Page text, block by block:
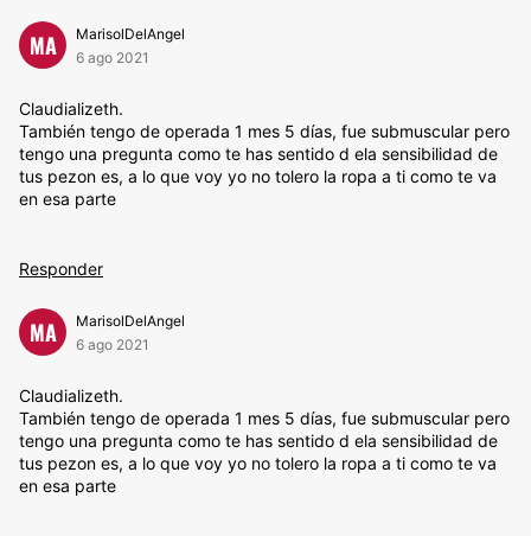
MA
MarisolDelAngel
6 ago 2021
Claudializeth.
También tengo de operada 1 mes 5 días, fue submuscular pero
tengo una pregunta como te has sentido d ela sensibilidad de
tus pezon es, a lo que voy yo no tolero la ropa a ti como te va
en esa parte
Responder
MA
MarisolDelAngel
6 ago 2021
Claudializeth.
También tengo de operada 1 mes 5 días, fue submuscular pero
tengo una pregunta como te has sentido d ela sensibilidad de
tus pezon es, a lo que voy yo no tolero la ropa a ti como te va
en esa parte